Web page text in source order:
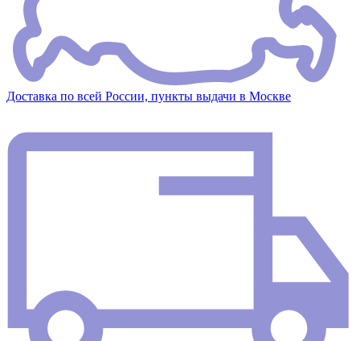
Доставка по всей России, пункты выдачи в Москве